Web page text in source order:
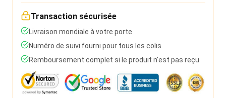
Transaction sécurisée
Livraison mondiale à votre porte
Numéro de suivi fourni pour tous les colis
Remboursement complet si le produit n'est pas reçu